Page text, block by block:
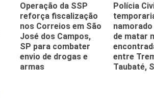
Operação da SSP
reforça fiscalização
nos Correios em São
José dos Campos,
SP para combater
envio de drogas e
armas
Polícia
de matar
entre
Taubaté,